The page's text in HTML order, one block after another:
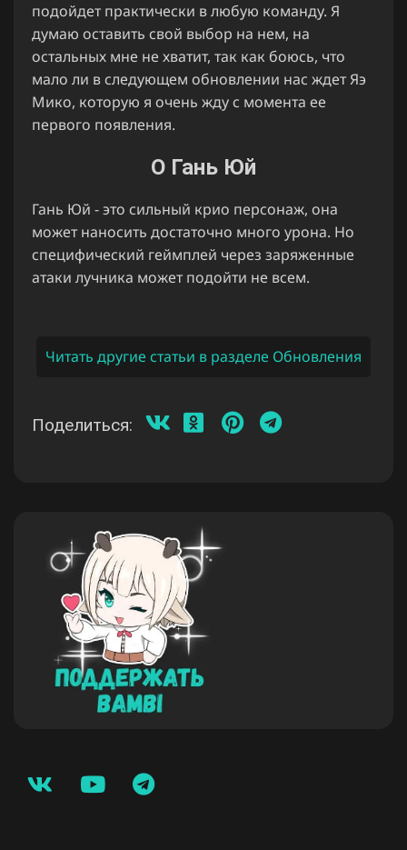
подойдет практически в любую команду. Я
думаю оставить свой выбор на нем, на
остальных мне не хватит, так как боюсь, что
мало ли в следующем обновлении нас ждет Яэ
Мико, которую я очень жду с момента ее
первого появления.
О Гань Юй
Гань Юй - это сильный крио персонаж, она
может наносить достаточно много урона. Но
специфический геймплей через заряженные
атаки лучника может подойти не всем.
Читать другие статьи в разделе Обновления
Поделиться: